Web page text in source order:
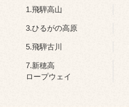
1.飛騨高山
3.ひるがの高原
5.飛騨古川
7.新穂高
ロープウェイ